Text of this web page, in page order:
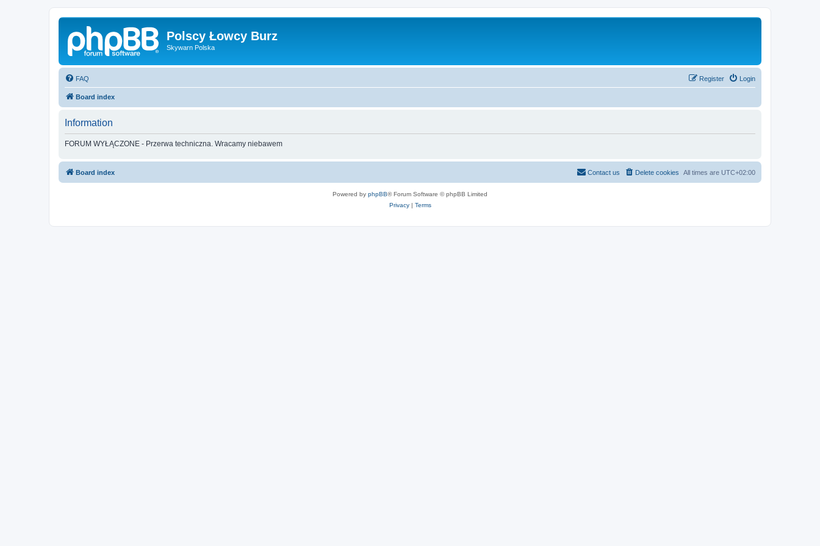
Polscy Łowcy Burz
Skywarn Polska
FAQ Login
Register
Board index
Information
FORUM WYŁĄCZONE - Przerwa techniczna. Wracamy niebawem
Board index All times are UTC+02:00
Delete cookies
Contact us
Powered by phpBB® Forum Software © phpBB Limited
Privacy| Terms